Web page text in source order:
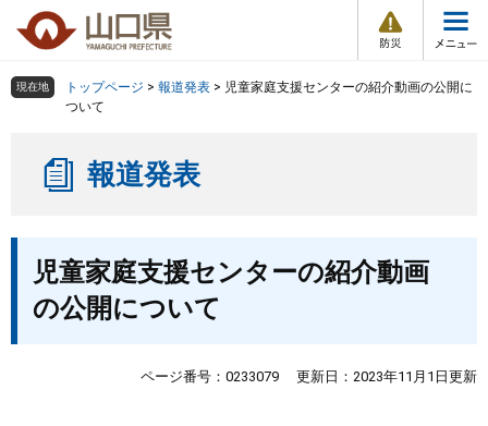
の
ー
情
報
メ
ュ
組織で探す
くらし・環境
検索の仕方 組織で探す
現在地 トップページ > 報道発表 > 児童家庭支援センターの紹介動画の公開に
ついて
報道発表
児童家庭支援センターの紹介動画
の公開について
ページ番号：0233079 更新日：2023年11月1日更新